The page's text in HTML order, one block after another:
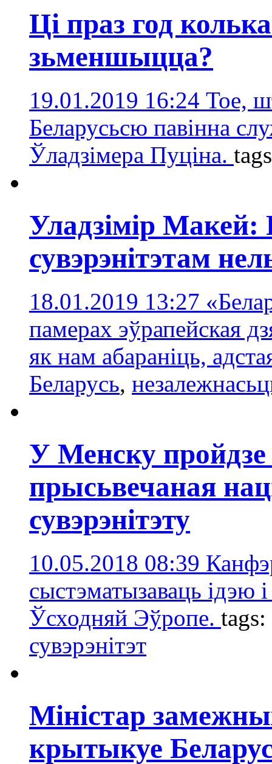
Ці праз год
зьменшыцца?
19.01.2019 16:24 Тое,
Беларусьсю павінна
Ўладзімера Пуціна.
Уладзімір Макей:
сувэрэнітэтам
18.01.2019 13:27
памерах эўрапейская
як нам абараніць,
Беларусь,
У Менску
прысьвечаная
сувэрэнітэту
10.05.2018 08:39
сыстэматызаваць ідэю
Ўсходняй Эўропе. tags:
сувэрэнітэт
Міністар
крытыкуе